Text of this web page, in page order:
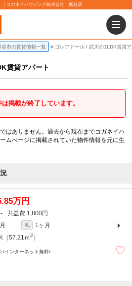
｜コガネイハウジング株式会社 熊谷店
谷市の賃貸情報一覧 ゴレアドール I 武川の1LDK賃貸
賃貸アパート
掲載が終了しています。
はありません。過去から現在までコガネイハ
ムぺージに掲載されていた物件情報を元に生
万円
- 1,800円
礼
1ヶ月
（57.21ｍ2 ）
インターネット無料/